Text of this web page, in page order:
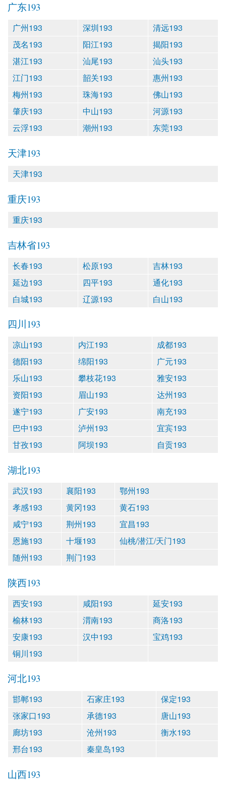
广东193
广州193 深圳193
清远193
茂名193
阳江193
揭阳193
湛江193
汕尾193
汕头193
江门193
韶关193
惠州193
梅州193
珠海193
佛山193
肇庆193
中山193
河源193
云浮193
潮州193 东莞193
天津193
天津193
重庆193
重庆193
吉林省193
长春193 松原193
吉林193
延边193
四平193
通化193
白城193
辽源193 白山193
四川193
凉山193 内江193
成都193
德阳193
绵阳193
广元193
乐山193
攀枝花193
雅安193
资阳193
眉山193
达州193
遂宁193
广安193
南充193
巴中193
泸州193
宜宾193
甘孜193
阿坝193 自贡193
湖北193
武汉193 襄阳193
鄂州193
孝感193
黄冈193
黄石193
咸宁193
荆州193
宜昌193
恩施193
十堰193
仙桃/潜江/天门193
随州193
荆门193
陕西193
西安193 咸阳193
延安193
榆林193
渭南193
商洛193
安康193
汉中193
宝鸡193
铜川193
河北193
邯郸193 石家庄193
保定193
张家口193
承德193
唐山193
廊坊193
沧州193
衡水193
邢台193
秦皇岛193
山西193